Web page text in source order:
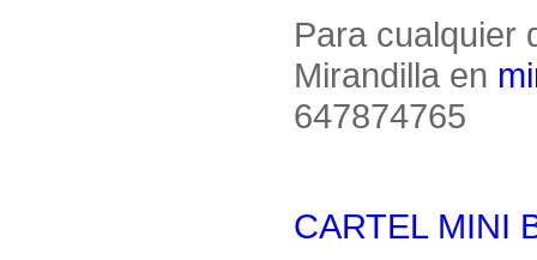
Para cualquier
Mirandilla en
647874765
CARTEL MINI